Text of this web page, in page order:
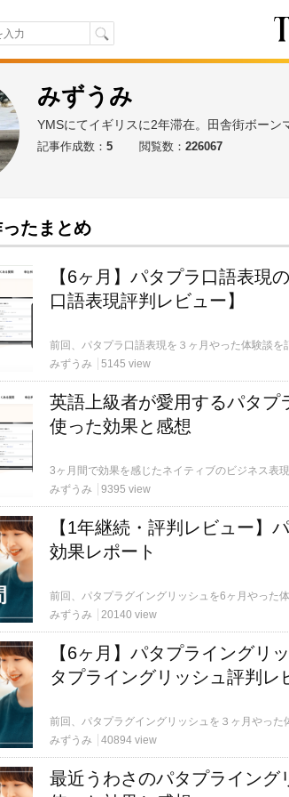
みずうみ
YMSにてイギリスに2年滞在。田舎街ボー
記事作成数： 5 閲覧数： 226067
たまとめ
【6ヶ月】パタプラ口語表現
口語表現評判レビュー】
みずうみ
5145 view
英語上級者が愛用するパタプ
使った効果と感想
みずうみ
9395 view
【1年継続・評判レビュー】
効果レポート
みずうみ
20140 view
【6ヶ月】パタプライングリ
タプライングリッシュ評判レ
みずうみ
40894 view
最近うわさのパタプライング